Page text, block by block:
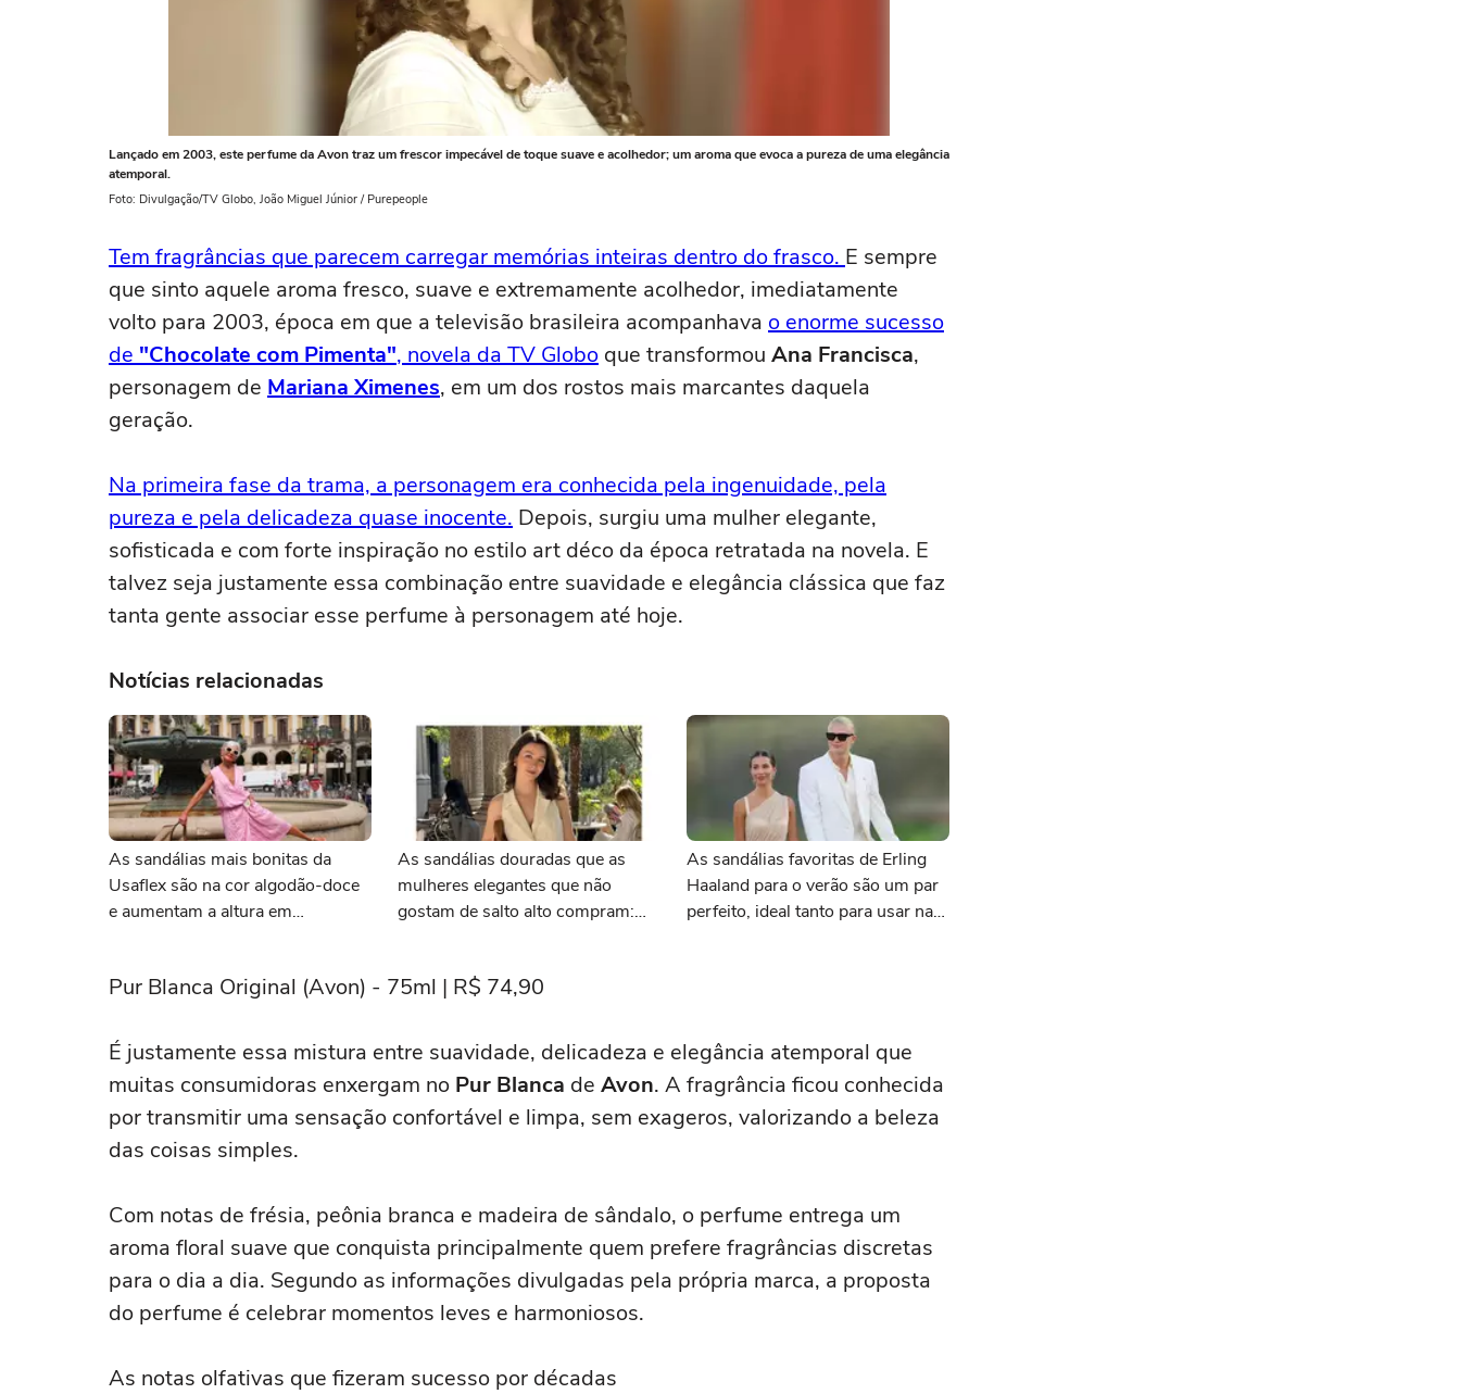
Lançado em 2003, este perfume da Avon traz um frescor impecável de toque suave e acolhedor; um aroma que evoca a pureza de uma elegância
atemporal.
Foto: Divulgação/TV Globo, João Miguel Júnior / Purepeople
Tem fragrâncias que parecem carregar memórias inteiras dentro do frasco. E sempre
que sinto aquele aroma fresco, suave e extremamente acolhedor, imediatamente
volto para 2003, época em que a televisão brasileira acompanhava o enorme sucesso
de "Chocolate com Pimenta", novela da TV Globo que transformou Ana Francisca,
personagem de Mariana Ximenes, em um dos rostos mais marcantes daquela
geração.
Na primeira fase da trama, a personagem era conhecida pela ingenuidade, pela
pureza e pela delicadeza quase inocente. Depois, surgiu uma mulher elegante,
sofisticada e com forte inspiração no estilo art déco da época retratada na novela. E
talvez seja justamente essa combinação entre suavidade e elegância clássica que faz
tanta gente associar esse perfume à personagem até hoje.
Notícias relacionadas
As sandálias mais bonitas da
Usaflex são na cor algodão-doce
e aumentam a altura em
As sandálias douradas que as
mulheres elegantes que não
gostam de salto alto compram:
As sandálias favoritas de Erling
Haaland para o verão são um par
perfeito, ideal tanto para usar na
Pur Blanca Original (Avon) - 75ml | R$ 74,90
É justamente essa mistura entre suavidade, delicadeza e elegância atemporal que
muitas consumidoras enxergam no Pur Blanca de Avon. A fragrância ficou conhecida
por transmitir uma sensação confortável e limpa, sem exageros, valorizando a beleza
das coisas simples.
Com notas de frésia, peônia branca e madeira de sândalo, o perfume entrega um
aroma floral suave que conquista principalmente quem prefere fragrâncias discretas
para o dia a dia. Segundo as informações divulgadas pela própria marca, a proposta
do perfume é celebrar momentos leves e harmoniosos.
As notas olfativas que fizeram sucesso por décadas